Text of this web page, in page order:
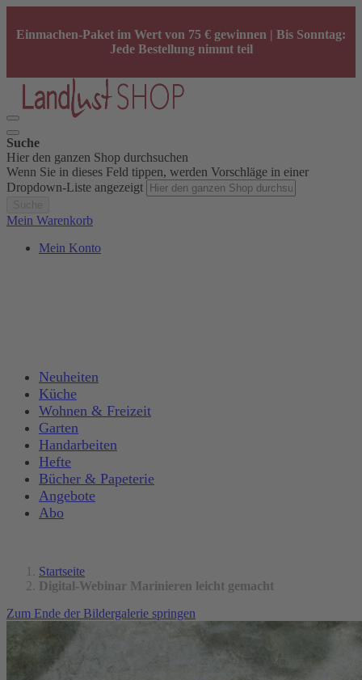
Einmachen-Paket im Wert von 75 € gewinnen | Bis Sonntag:
Jede Bestellung nimmt teil
Suche
Hier den ganzen Shop durchsuchen
Wenn Sie in dieses Feld tippen, werden Vorschläge in einer
Dropdown-Liste angezeigt
Mein Warenkorb
Mein Konto
Neuheiten
Küche
Wohnen & Freizeit
Garten
Handarbeiten
Hefte
Bücher & Papeterie
Angebote
Abo
Startseite
Digital-Webinar Marinieren leicht gemacht
Zum Ende der Bildergalerie springen